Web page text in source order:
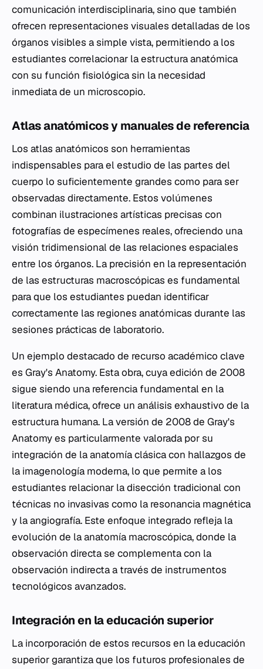
comunicación interdisciplinaria, sino que también
ofrecen representaciones visuales detalladas de los
órganos visibles a simple vista, permitiendo a los
estudiantes correlacionar la estructura anatómica
con su función fisiológica sin la necesidad
inmediata de un microscopio.
Atlas anatómicos y manuales de referencia
Los atlas anatómicos son herramientas
indispensables para el estudio de las partes del
cuerpo lo suficientemente grandes como para ser
observadas directamente. Estos volúmenes
combinan ilustraciones artísticas precisas con
fotografías de especímenes reales, ofreciendo una
visión tridimensional de las relaciones espaciales
entre los órganos. La precisión en la representación
de las estructuras macroscópicas es fundamental
para que los estudiantes puedan identificar
correctamente las regiones anatómicas durante las
sesiones prácticas de laboratorio.
Un ejemplo destacado de recurso académico clave
es Gray's Anatomy. Esta obra, cuya edición de 2008
sigue siendo una referencia fundamental en la
literatura médica, ofrece un análisis exhaustivo de la
estructura humana. La versión de 2008 de Gray's
Anatomy es particularmente valorada por su
integración de la anatomía clásica con hallazgos de
la imagenología moderna, lo que permite a los
estudiantes relacionar la disección tradicional con
técnicas no invasivas como la resonancia magnética
y la angiografía. Este enfoque integrado refleja la
evolución de la anatomía macroscópica, donde la
observación directa se complementa con la
observación indirecta a través de instrumentos
tecnológicos avanzados.
Integración en la educación superior
La incorporación de estos recursos en la educación
superior garantiza que los futuros profesionales de